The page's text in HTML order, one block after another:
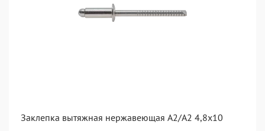
Заклепка вытяжная нержавеющая A2/A2 4,8x10